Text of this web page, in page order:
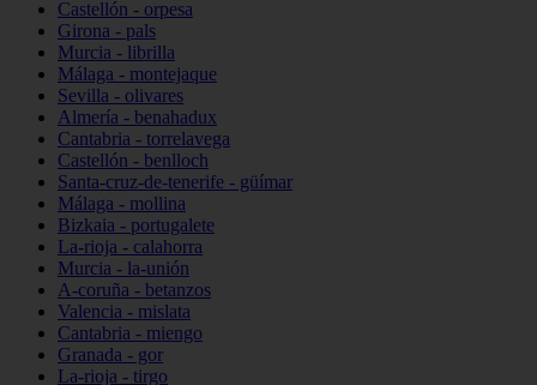
Castellón - orpesa
Girona - pals
Murcia - librilla
Málaga - montejaque
Sevilla - olivares
Almería - benahadux
Cantabria - torrelavega
Castellón - benlloch
Santa-cruz-de-tenerife - güímar
Málaga - mollina
Bizkaia - portugalete
La-rioja - calahorra
Murcia - la-unión
A-coruña - betanzos
Valencia - mislata
Cantabria - miengo
Granada - gor
La-rioja - tirgo